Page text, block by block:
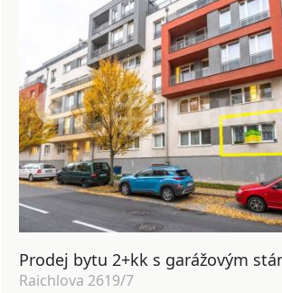
Raichlova 2619/7